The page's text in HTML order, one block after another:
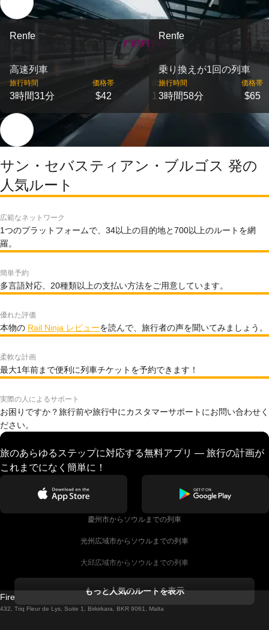
Renfe
高速列車
旅行時間
3時間31分
価格帯
$42
出発
1
Renfe
乗り換えが1回の列車
旅行時間
3時間58分
価格帯
$65
サン・セバスティアン・ブルゴス 発の
人気ルート
広範なネットワーク
1つのプラットフォームで、34以上の目的地と700以上のルートを網
羅。
簡単予約
多言語対応、20種類以上の支払い方法をご用意しています。
優れた評価
本物の Rail Ninja レビューを読んで、旅行者の声を聞いてみましょう。
柔軟な計画
最大1年前まで便利に列車チケットを予約できます！
実際の人によるサポート
お困りですか？旅行前や旅行中にカスタマーサポートにお問い合わせく
ださい。
旅のあらゆるステップに対応する無料アプリ — 旅行の計画が
これまでになく簡単に！
慶州市からソウルまでの列車
光州広域市からソウルまでの列車
大邱広域市からソウルまでの列車
ダブリンからゴールウェイまでの列車
もっと人気のルートを表示
Firebird GT Limited (OC 1451)
432, Triq Fleur de Lys, Suite 1, Birkirkara, BKR 9061, Malta